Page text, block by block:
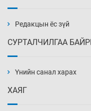
5 цаг 6
Редакцын ёс зүй
СУРТАЛЧИЛГАА
Үнийн санал харах
ХАЯГ